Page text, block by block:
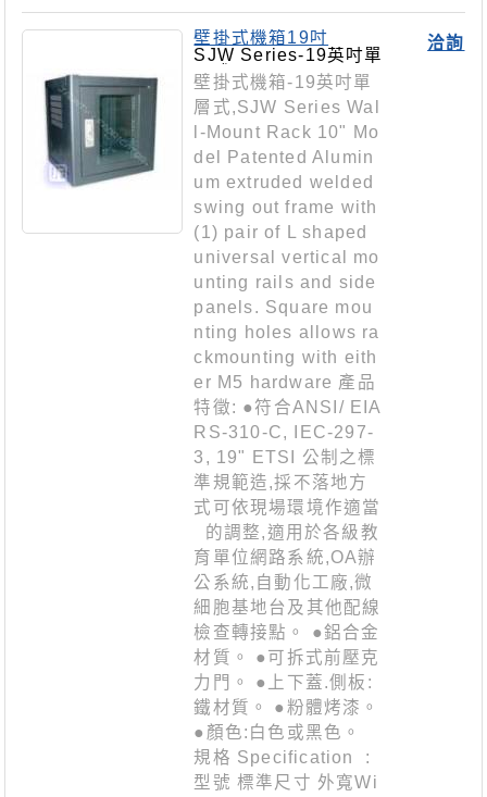
洽詢
壁掛式機箱19吋
SJW Series-19英吋單
層式
壁掛式機箱-19英吋單
層式,SJW Series Wal
l-Mount Rack 10" Mo
del Patented Alumin
um extruded welded
swing out frame with
(1) pair of L shaped
universal vertical mo
unting rails and side
panels. Square mou
nting holes allows ra
ckmounting with eith
er M5 hardware 產品
特徵: ●符合ANSI/ EIA
RS-310-C, IEC-297-
3, 19" ETSI 公制之標
準規範造,採不落地方
式可依現場環境作適當
的調整,適用於各級教
育單位網路系統,OA辦
公系統,自動化工廠,微
細胞基地台及其他配線
檢查轉接點。 ●鋁合金
材質。 ●可拆式前壓克
力門。 ●上下蓋.側板:
鐵材質。 ●粉體烤漆。
●顏色:白色或黑色。
規格 Specification :
型號 標準尺寸 外寬Wi